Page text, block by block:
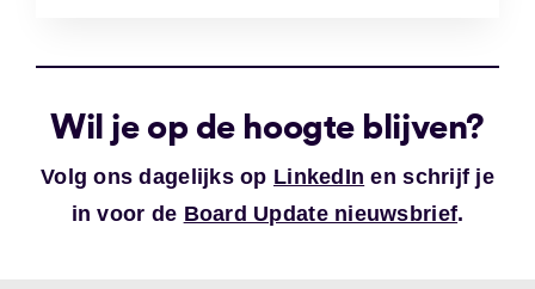
Wil je op de hoogte blijven?
Volg ons dagelijks op LinkedIn en schrijf je
in voor de Board Update nieuwsbrief.